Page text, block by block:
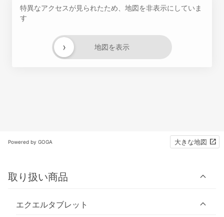
特異なアクセスが見られたため、地図を非表示にしていま
す
地図を表示
›
Powered by GOGA 大きな地図
取り扱い商品
エクエルタブレット